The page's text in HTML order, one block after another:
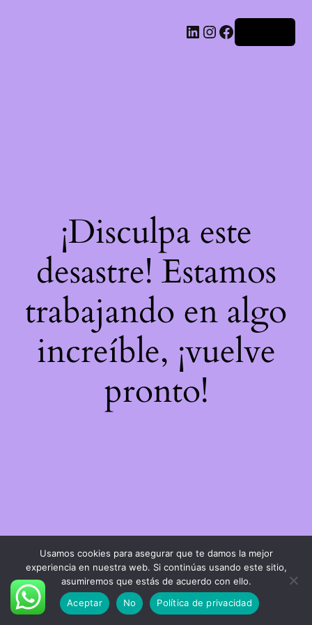
LinkedIn
Instagram
Facebook
¡Disculpa este
desastre! Estamos
trabajando en algo
increíble, ¡vuelve
pronto!
Usamos cookies para asegurar que te damos la mejor
experiencia en nuestra web. Si continúas usando este sitio,
asumiremos que estás de acuerdo con ello.
Aceptar
No Política de privacidad